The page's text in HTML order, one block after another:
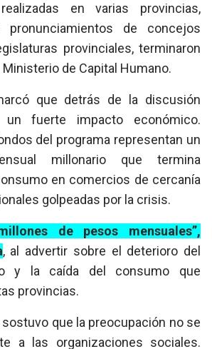
en varias provincias,
de concejos
provinciales, terminaron
de Capital Humano.
que detrás de la discusión
fuerte impacto económico.
del programa representan un
millonario que termina
en comercios de cercanía
golpeadas por la crisis.
de pesos mensuales”,
, al advertir sobre el deterioro del
y la caída del consumo que
provincias.
que la preocupación no se
a las organizaciones sociales.